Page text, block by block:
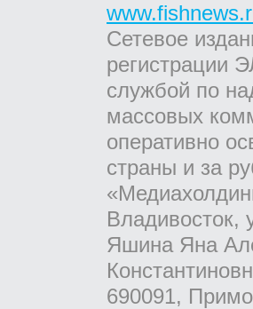
Сетевое
регистрации
службой по
массовых
оперативно
страны и за
Владивосток,
Яшина Яна
690091,